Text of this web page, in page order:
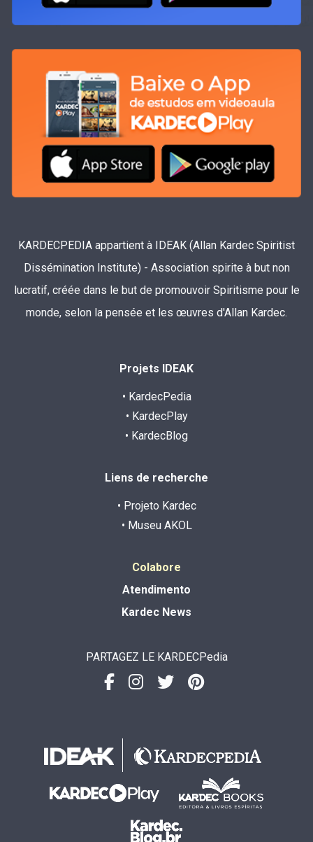
KARDECPEDIA appartient à IDEAK (Allan Kardec Spiritist
Dissémination Institute) - Association spirite à but non
lucratif, créée dans le but de promouvoir Spiritisme pour le
monde, selon la pensée et les œuvres d'Allan Kardec.
Projets IDEAK
• KardecPedia
• KardecPlay
• KardecBlog
Liens de recherche
• Projeto Kardec
• Museu AKOL
Colabore
Atendimento
Kardec News
PARTAGEZ LE KARDECPedia